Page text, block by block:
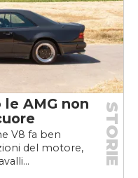
le AMG non
V8 fa ben
del motore,
STORIE